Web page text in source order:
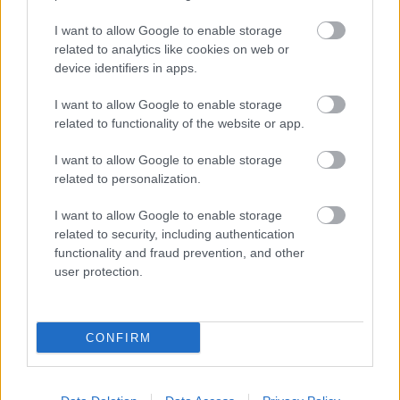
I want to allow Google to enable storage
related to analytics like cookies on web or
device identifiers in apps.
I want to allow Google to enable storage
related to functionality of the website or app.
I want to allow Google to enable storage
related to personalization.
I want to allow Google to enable storage
related to security, including authentication
functionality and fraud prevention, and other
user protection.
CONFIRM